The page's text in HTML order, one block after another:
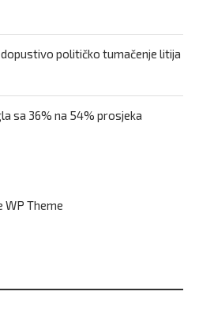
političko tumačenje litija
sa 36% na 54% prosjeka